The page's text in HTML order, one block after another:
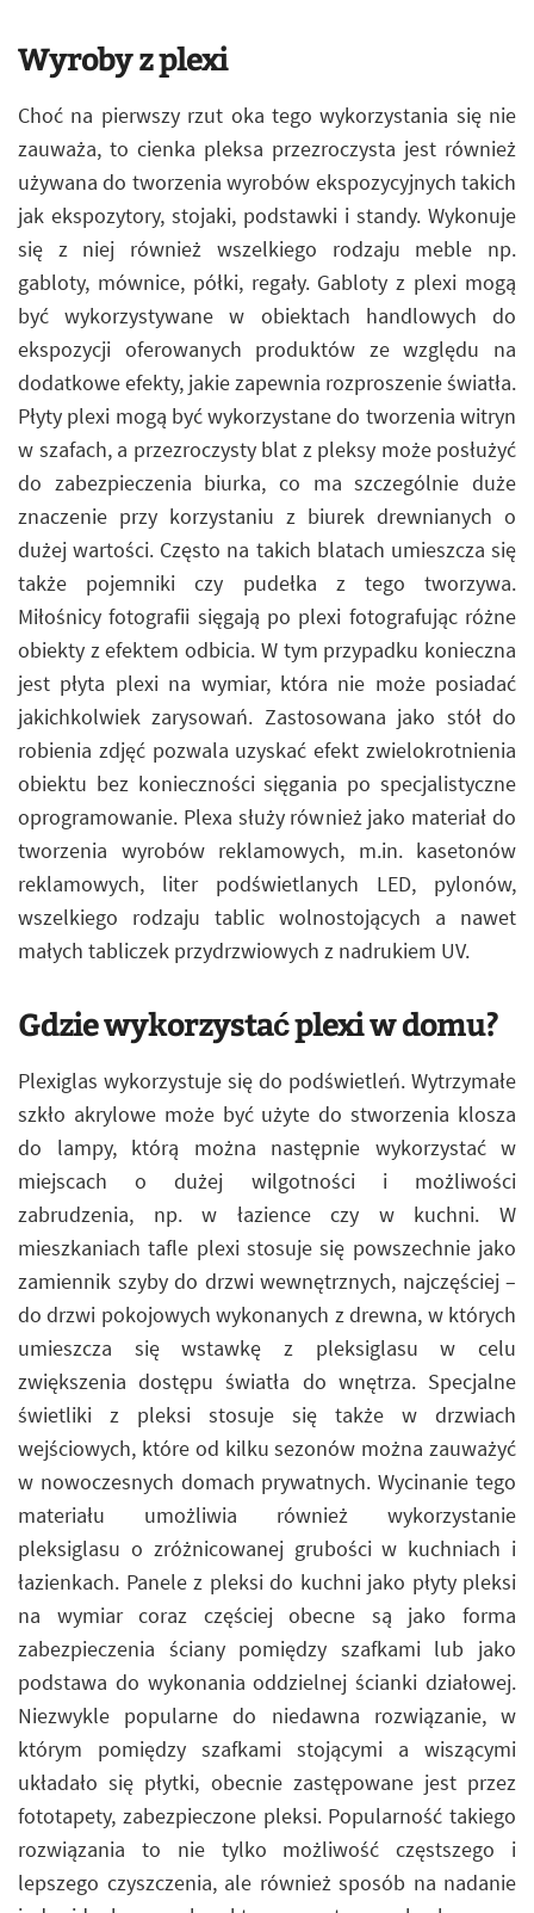
Wyroby z plexi
Choć na pierwszy rzut oka tego wykorzystania się nie
zauważa, to cienka pleksa przezroczysta jest również
używana do tworzenia wyrobów ekspozycyjnych takich
jak ekspozytory, stojaki, podstawki i standy. Wykonuje
się z niej również wszelkiego rodzaju meble np.
gabloty, mównice, półki, regały. Gabloty z plexi mogą
być wykorzystywane w obiektach handlowych do
ekspozycji oferowanych produktów ze względu na
dodatkowe efekty, jakie zapewnia rozproszenie światła.
Płyty plexi mogą być wykorzystane do tworzenia witryn
w szafach, a przezroczysty blat z pleksy może posłużyć
do zabezpieczenia biurka, co ma szczególnie duże
znaczenie przy korzystaniu z biurek drewnianych o
dużej wartości. Często na takich blatach umieszcza się
także pojemniki czy pudełka z tego tworzywa.
Miłośnicy fotografii sięgają po plexi fotografując różne
obiekty z efektem odbicia. W tym przypadku konieczna
jest płyta plexi na wymiar, która nie może posiadać
jakichkolwiek zarysowań. Zastosowana jako stół do
robienia zdjęć pozwala uzyskać efekt zwielokrotnienia
obiektu bez konieczności sięgania po specjalistyczne
oprogramowanie. Plexa służy również jako materiał do
tworzenia wyrobów reklamowych, m.in. kasetonów
reklamowych, liter podświetlanych LED, pylonów,
wszelkiego rodzaju tablic wolnostojących a nawet
małych tabliczek przydrzwiowych z nadrukiem UV.
Gdzie wykorzystać plexi w domu?
Plexiglas wykorzystuje się do podświetleń. Wytrzymałe
szkło akrylowe może być użyte do stworzenia klosza
do lampy, którą można następnie wykorzystać w
miejscach o dużej wilgotności i możliwości
zabrudzenia, np. w łazience czy w kuchni. W
mieszkaniach tafle plexi stosuje się powszechnie jako
zamiennik szyby do drzwi wewnętrznych, najczęściej –
do drzwi pokojowych wykonanych z drewna, w których
umieszcza się wstawkę z pleksiglasu w celu
zwiększenia dostępu światła do wnętrza. Specjalne
świetliki z pleksi stosuje się także w drzwiach
wejściowych, które od kilku sezonów można zauważyć
w nowoczesnych domach prywatnych. Wycinanie tego
materiału umożliwia również wykorzystanie
pleksiglasu o zróżnicowanej grubości w kuchniach i
łazienkach. Panele z pleksi do kuchni jako płyty pleksi
na wymiar coraz częściej obecne są jako forma
zabezpieczenia ściany pomiędzy szafkami lub jako
podstawa do wykonania oddzielnej ścianki działowej.
Niezwykle popularne do niedawna rozwiązanie, w
którym pomiędzy szafkami stojącymi a wiszącymi
układało się płytki, obecnie zastępowane jest przez
fototapety, zabezpieczone pleksi. Popularność takiego
rozwiązania to nie tylko możliwość częstszego i
lepszego czyszczenia, ale również sposób na nadanie